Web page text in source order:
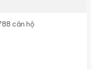
căn hộ